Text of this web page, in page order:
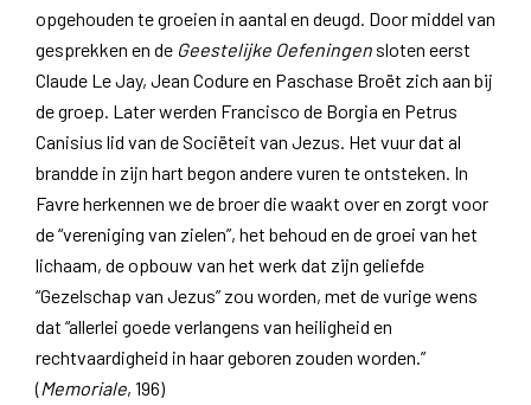
opgehouden te groeien in aantal en deugd. Door middel van
gesprekken en de Geestelijke Oefeningen sloten eerst
Claude Le Jay, Jean Codure en Paschase Broët zich aan bij
de groep. Later werden Francisco de Borgia en Petrus
Canisius lid van de Sociëteit van Jezus. Het vuur dat al
brandde in zijn hart begon andere vuren te ontsteken. In
Favre herkennen we de broer die waakt over en zorgt voor
de “vereniging van zielen”, het behoud en de groei van het
lichaam, de opbouw van het werk dat zijn geliefde
“Gezelschap van Jezus” zou worden, met de vurige wens
dat “allerlei goede verlangens van heiligheid en
rechtvaardigheid in haar geboren zouden worden.”
(Memoriale, 196)